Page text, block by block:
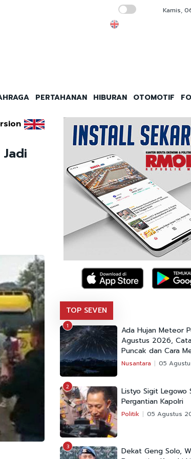
Kamis,
PERTAHANAN HIBURAN OTOMOTIF
TOP SEVEN
1
Ada Hujan Meteor
Agustus 2026,
Puncak dan Cara
Nusantara 05
2
Listyo Sigit Legowo
Pergantian Kapolri
Politik 05 Agustus
3
Dekat Geng Solo,